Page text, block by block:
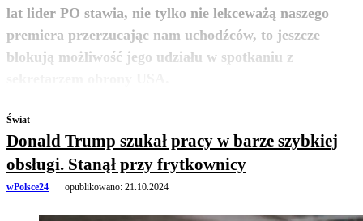
lat lider PO stawia, nie tylko nie lekceważą naszego
premiera przerzucając nam uchodźców, to jeszcze
blokują możliwość jego udziału w spotkaniu z
zobacz więcej
Świat
Donald Trump szukał pracy w barze szybkiej
obsługi. Stanął przy frytkownicy
wPolsce24 opublikowano: 21.10.2024